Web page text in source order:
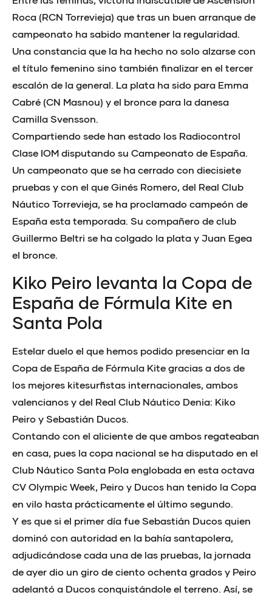
Roca (RCN Torrevieja) que tras un buen arranque de
campeonato ha sabido mantener la regularidad.
Una constancia que la ha hecho no solo alzarse con
el título femenino sino también finalizar en el tercer
escalón de la general. La plata ha sido para Emma
Cabré (CN Masnou) y el bronce para la danesa
Camilla Svensson.
Compartiendo sede han estado los Radiocontrol
Clase IOM disputando su Campeonato de España.
Un campeonato que se ha cerrado con diecisiete
pruebas y con el que Ginés Romero, del Real Club
Náutico Torrevieja, se ha proclamado campeón de
España esta temporada. Su compañero de club
Guillermo Beltri se ha colgado la plata y Juan Egea
el bronce.
Kiko Peiro levanta la Copa de
España de Fórmula Kite en
Santa Pola
Estelar duelo el que hemos podido presenciar en la
Copa de España de Fórmula Kite gracias a dos de
los mejores kitesurfistas internacionales, ambos
valencianos y del Real Club Náutico Denia: Kiko
Peiro y Sebastián Ducos.
Contando con el aliciente de que ambos regateaban
en casa, pues la copa nacional se ha disputado en el
Club Náutico Santa Pola englobada en esta octava
CV Olympic Week, Peiro y Ducos han tenido la Copa
en vilo hasta prácticamente el último segundo.
Y es que si el primer día fue Sebastián Ducos quien
dominó con autoridad en la bahía santapolera,
adjudicándose cada una de las pruebas, la jornada
de ayer dio un giro de ciento ochenta grados y Peiro
adelantó a Ducos conquistándole el terreno. Así, se